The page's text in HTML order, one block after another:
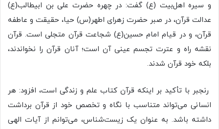
و سیره اهل‌بیت (ع) گفت: در چهره حضرت علی بن ابیطالب(ع)
عدالت قرآن، در صبر حضرت زهرای اطهر(س) حیا، حقیقت و عاطفه
قرآن، و در قیام امام حسین(ع) شجاعت قرآن متجلی است. قرآن
نقشه راه و عترت تجسم عینی آن است؛ آنان قرآن را نخواندند،
بلکه خود قرآن شدند.
رنجبر با تأکید بر اینکه قرآن کتاب علم و زندگی است، افزود: هر
انسانی می‌تواند متناسب با نگاه و تخصص خود از قرآن برداشت
داشته باشد. به عنوان یک زیست‌شناس، می‌توانم از آیات الهی